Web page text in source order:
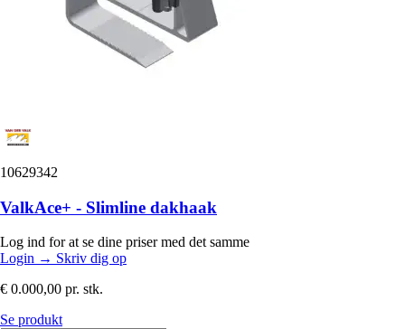
10629342
ValkAce+ - Slimline dakhaak
Log ind for at se dine priser med det samme
Login → Skriv dig op
€ 0.000,00 pr. stk.
Se produkt